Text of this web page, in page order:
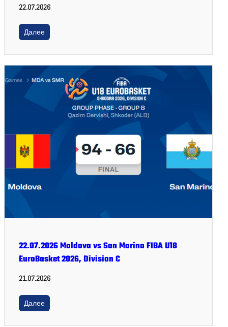
22.07.2026
Далее
22.07.2026 Moldova vs San Marino FIBA U18
EuroBasket 2026, Division C
21.07.2026
Далее